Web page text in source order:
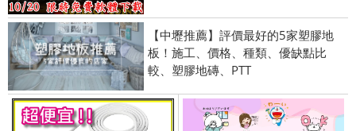
【中壢推薦】評價最好的5家塑膠地
板！施工、價格、種類、優缺點比
較、塑膠地磚、PTT